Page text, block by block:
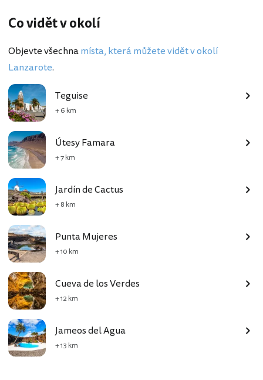
Co vidět v okolí
Objevte všechnamísta, která můžete vidět v okolí
Lanzarote.
Teguise
+ 6 km
Útesy Famara
+ 7 km
Jardín de Cactus
+ 8 km
Punta Mujeres
+ 10 km
Cueva de los Verdes
+ 12 km
Jameos del Agua
+ 13 km